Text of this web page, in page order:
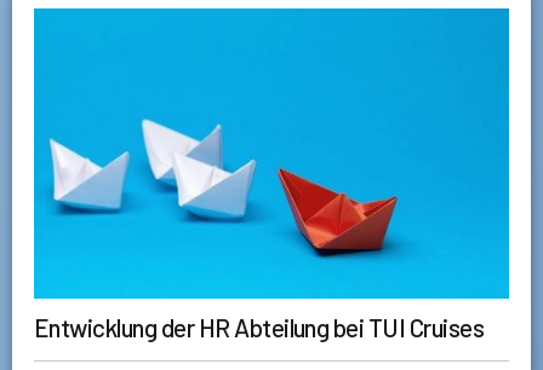
Entwicklung der HR Abteilung bei TUI Cruises